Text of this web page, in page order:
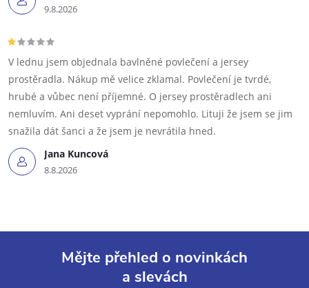
9.8.2026
Jana Kuncová
8.8.2026
V lednu jsem objednala bavlněné povlečení a jersey
prostěradla. Nákup mě velice zklamal. Povlečení je tvrdé,
hrubé a vůbec není příjemné. O jersey prostěradlech ani
nemluvím. Ani deset vyprání nepomohlo. Lituji že jsem se jim
snažila dát šanci a že jsem je nevrátila hned.
Mějte přehled o novinkách
a slevách